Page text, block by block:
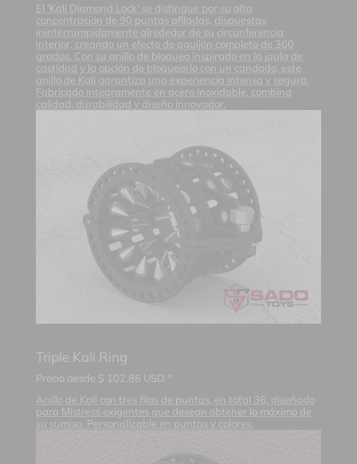
El 'Kali Diamond Lock' se distingue por su alta
concentración de 90 puntas afiladas, dispuestas
ininterrumpidamente alrededor de su circunferencia
interior, creando un efecto de aguijón completo de 360
grados. Con su anillo de bloqueo inspirado en la jaula de
castidad y la opción de bloquearlo con un candado, este
anillo de Kali garantiza una experiencia intensa y segura.
Fabricado íntegramente en acero inoxidable, combina
calidad, durabilidad y diseño innovador.
Triple Kali Ring
Precio desde $ 102.86 USD *
Anillo de Kali con tres filas de puntas, en total 36, diseñado
para Mistress exigentes que desean obtener lo máximo de
su sumiso. Personalizable en puntas y colores.